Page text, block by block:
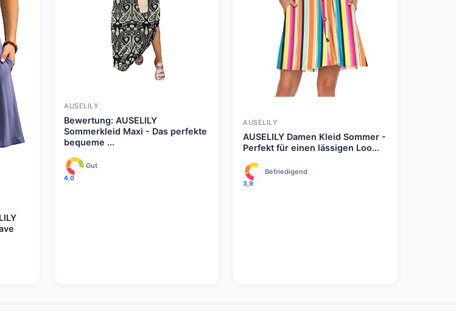
AUSELILY
Bewertung: AUSELILY
Sommerkleid Maxi - Das perfekte
bequeme ...
4,0
Gut
AUSELILY
AUSELILY Damen Kleid Sommer -
Perfekt für einen lässigen Loo...
3,9
Befriedigend